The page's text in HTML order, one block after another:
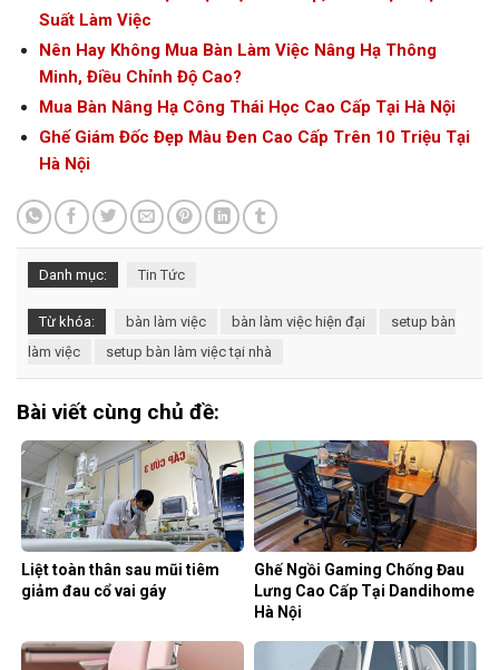
Suất Làm Việc
Nên Hay Không Mua Bàn Làm Việc Nâng Hạ Thông
Minh, Điều Chỉnh Độ Cao?
Mua Bàn Nâng Hạ Công Thái Học Cao Cấp Tại Hà Nội
Ghế Giám Đốc Đẹp Màu Đen Cao Cấp Trên 10 Triệu Tại
Hà Nội
Danh mục: Tin Tức
Từ khóa: bàn làm việc bàn làm việc hiện đại
setup bàn
làm việc
setup bàn làm việc tại nhà
Bài viết cùng chủ đề:
Liệt toàn thân sau mũi tiêm
giảm đau cổ vai gáy
Ghế Ngồi Gaming Chống Đau
Lưng Cao Cấp Tại Dandihome
Hà Nội